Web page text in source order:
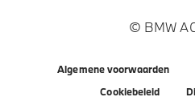
© BMW
Algemene voorwaarden
Cookiebeleid